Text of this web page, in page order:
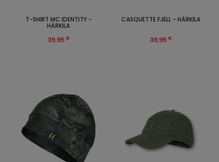
T-SHIRT MC IDENTITY -
HÄRKILA
39,95 €
CASQUETTE FJELL - HÄRKILA
39,95 €